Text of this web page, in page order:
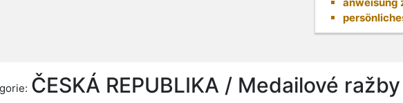
ČESKÁ REPUBLIKA / Medailové ražby